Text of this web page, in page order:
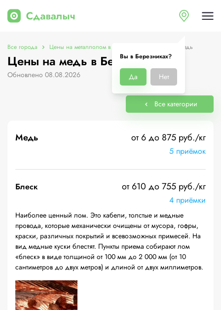
Вы в Березниках?
Да Нет
Все города Цены на металлолом в Березниках Цены на медь
Цены на медь в Березниках
Обновлено 08.08.2026
Все категории
Медь от 6 до 875 руб./кг
5 приёмок
Блеск от 610 до 755 руб./кг
4 приёмки
Наиболее ценный лом. Это кабели, толстые и медные
провода, которые механически очищены от мусора, гофры,
краски, различных покрытий и всевозможных примесей. На
вид медные куски блестят. Пункты приема собирают лом
«блеск» в виде толщиной от 100 мм до 2 000 мм (от 10
сантиметров до двух метров) и длиной от двух миллиметров.